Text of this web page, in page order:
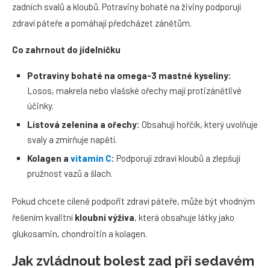
zadních svalů a kloubů. Potraviny bohaté na živiny podporují
zdraví páteře a pomáhají předcházet zánětům.
Co zahrnout do jídelníčku
Potraviny bohaté na omega-3 mastné kyseliny:
Losos, makrela nebo vlašské ořechy mají protizánětlivé
účinky.
Listová zelenina a ořechy: Obsahují hořčík, který uvolňuje
svaly a zmírňuje napětí.
Kolagen a vitamín C: Podporují zdraví kloubů a zlepšují
pružnost vazů a šlach.
Pokud chcete cíleně podpořit zdraví páteře, může být vhodným
řešením kvalitní kloubní výživa, která obsahuje látky jako
glukosamin, chondroitin a kolagen.
Jak zvládnout bolest zad při sedavém